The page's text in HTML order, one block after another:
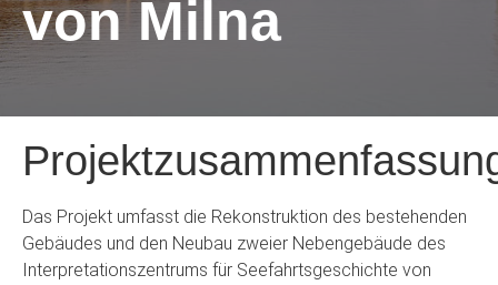
von Milna
Das Projekt umfasst die Rekonstruktion des bestehenden
Gebäudes und den Neubau zweier Nebengebäude des
Interpretationszentrums für Seefahrtsgeschichte von